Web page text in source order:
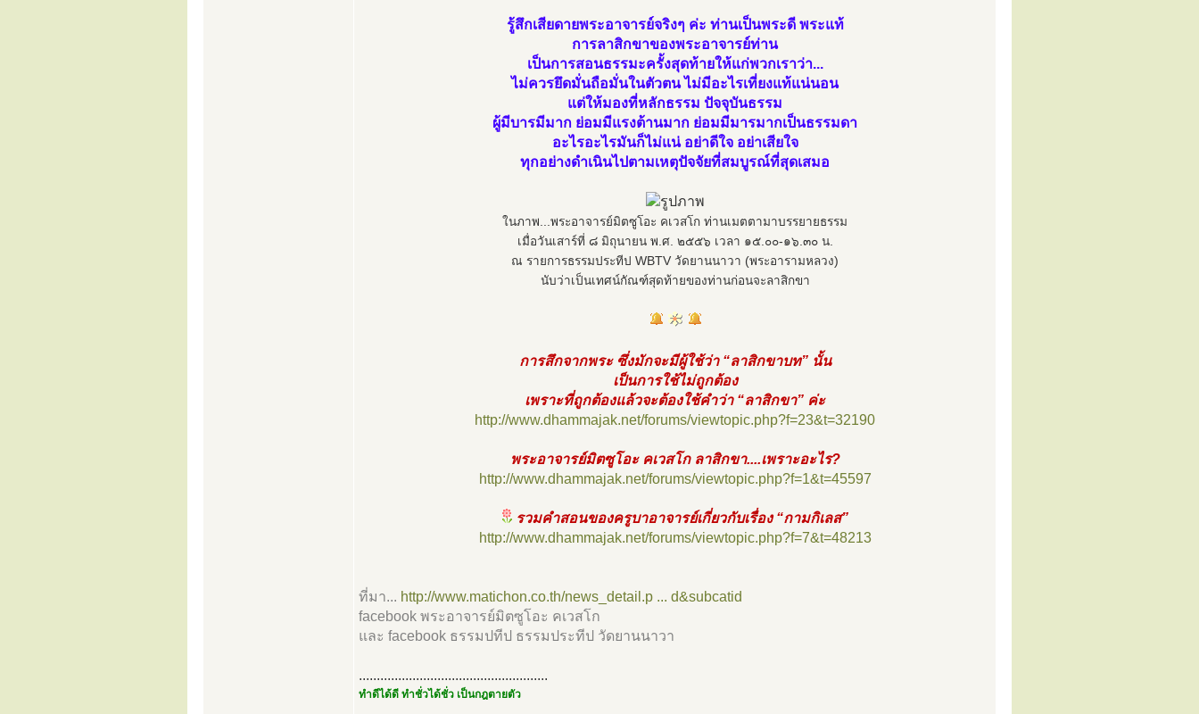
รู้สึกเสียดายพระอาจารย์จริงๆ ค่ะ ท่านเป็นพระดี พระแท้
การลาสิกขาของพระอาจารย์ท่าน
เป็นการสอนธรรมะครั้งสุดท้ายให้แก่พวกเราว่า...
ไม่ควรยึดมั่นถือมั่นในตัวตน ไม่มีอะไรเที่ยงแท้แน่นอน
แต่ให้มองที่หลักธรรม ปัจจุบันธรรม
ผู้มีบารมีมาก ย่อมมีแรงต้านมาก ย่อมมีมารมากเป็นธรรมดา
อะไรอะไรมันก็ไม่แน่ อย่าดีใจ อย่าเสียใจ
ทุกอย่างดำเนินไปตามเหตุปัจจัยที่สมบูรณ์ที่สุดเสมอ
ในภาพ...พระอาจารย์มิตซูโอะ คเวสโก ท่านเมตตามาบรรยายธรรม
เมื่อวันเสาร์ที่ ๘ มิถุนายน พ.ศ. ๒๕๕๖ เวลา ๑๕.๐๐-๑๖.๓๐ น.
ณ รายการธรรมประทีป WBTV วัดยานนาวา (พระอารามหลวง)
นับว่าเป็นเทศน์กัณฑ์สุดท้ายของท่านก่อนจะลาสิกขา
การสึกจากพระ ซึ่งมักจะมีผู้ใช้ว่า “ลาสิกขาบท” นั้น
เป็นการใช้ไม่ถูกต้อง
เพราะที่ถูกต้องแล้วจะต้องใช้คำว่า “ลาสิกขา” ค่ะ
http://www.dhammajak.net/forums/viewtopic.php?f=23&t=32190
พระอาจารย์มิตซูโอะ คเวสโก ลาสิกขา....เพราะอะไร?
http://www.dhammajak.net/forums/viewtopic.php?f=1&t=45597
รวมคำสอนของครูบาอาจารย์เกี่ยวกับเรื่อง “กามกิเลส”
http://www.dhammajak.net/forums/viewtopic.php?f=7&t=48213
ที่มา... http://www.matichon.co.th/news_detail.p ... d&subcatid
facebook พระอาจารย์มิตซูโอะ คเวสโก
และ facebook ธรรมปทีป ธรรมประทีป วัดยานนาวา
.....................................................
ทำดีได้ดี ทำชั่วได้ชั่ว เป็นกฎตายตัว